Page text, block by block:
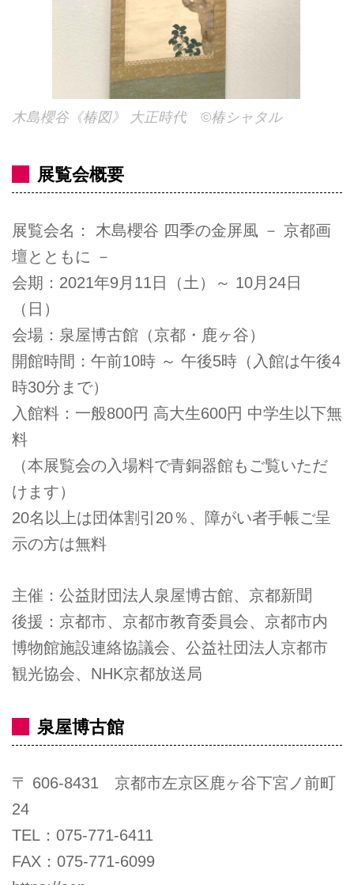
木島櫻谷《椿図》 大正時代 ©️椿シャタル
展覧会概要
展覧会名： 木島櫻谷 四季の金屏風 － 京都画
壇とともに －
会期：2021年9月11日（土）～ 10月24日
（日）
会場：泉屋博古館（京都・鹿ヶ谷）
開館時間：午前10時 ～ 午後5時（入館は午後4
時30分まで）
入館料：一般800円 高大生600円 中学生以下無
料
（本展覧会の入場料で青銅器館もご覧いただ
けます）
20名以上は団体割引20％、障がい者手帳ご呈
示の方は無料
主催：公益財団法人泉屋博古館、京都新聞
後援：京都市、京都市教育委員会、京都市内
博物館施設連絡協議会、公益社団法人京都市
観光協会、NHK京都放送局
泉屋博古館
〒 606-8431 京都市左京区鹿ヶ谷下宮ノ前町
24
TEL： 075-771-6411
FAX： 075-771-6099